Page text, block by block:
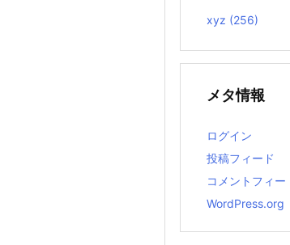
xyz (256)
メタ情報
ログイン
投稿フィード
コメントフィー
WordPress.org